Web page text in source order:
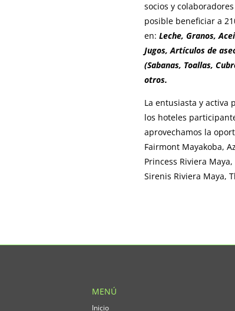
socios y
posible beneficiar a
en: Leche, Granos,
Jugos, Artículos de
(Sabanas, Toallas,
otros.
La entusiasta y activa
los hoteles
aprovechamos la
Fairmont Mayakoba,
Princess Riviera
Sirenis Riviera Maya,
MENÚ
Inicio